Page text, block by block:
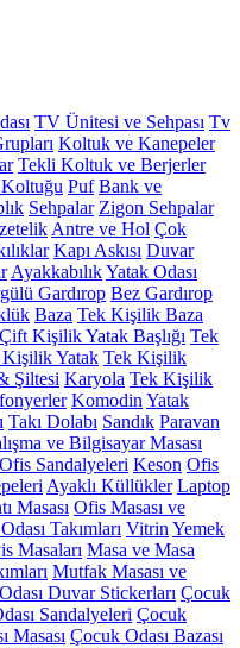
TV Ünitesi ve Sehpası Tv
Koltuk ve Kanepeler
Tekli Koltuk ve Berjerler
Puf Bank ve
Sehpalar Zigon Sehpalar
Antre ve Hol Çok
Kapı Askısı Duvar
AyakkabılıkYatak Odası
Gardırop Bez Gardırop
Baza Tek Kişilik Baza
Çift Kişilik Yatak Başlığı Tek
Yatak Tek Kişilik
Şiltesi Karyola Tek Kişilik
Komodin Yatak
Takı Dolabı Sandık Paravan
ve Bilgisayar Masası
Sandalyeleri Keson Ofis
Ayaklı Küllükler Laptop
Masası Ofis Masası ve
Takımları Vitrin Yemek
Masaları Masa ve Masa
Mutfak Masası ve
Duvar Stickerları Çocuk
Sandalyeleri Çocuk
Masası Çocuk Odası Bazası